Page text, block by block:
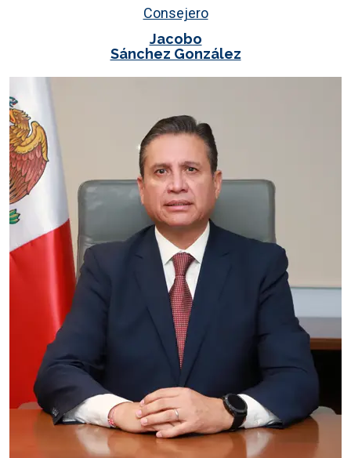
Consejero
Jacobo
Sánchez González